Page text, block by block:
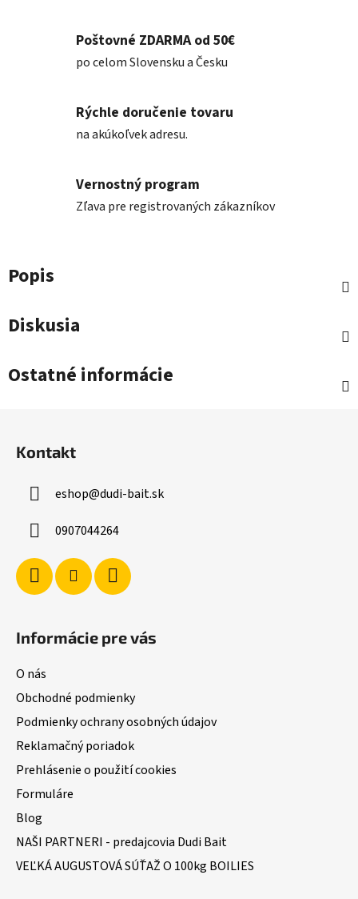
Poštovné ZDARMA od 50€
po celom Slovensku a Česku
Rýchle doručenie tovaru
na akúkoľvek adresu.
Vernostný program
Zľava pre registrovaných zákazníkov
Popis
Diskusia
Ostatné informácie
Kontakt
eshop@dudi-bait.sk
0907044264
Informácie pre vás
O nás
Obchodné podmienky
Podmienky ochrany osobných údajov
Reklamačný poriadok
Prehlásenie o použití cookies
Formuláre
Blog
NAŠI PARTNERI - predajcovia Dudi Bait
VEĽKÁ AUGUSTOVÁ SÚŤAŽ O 100kg BOILIES